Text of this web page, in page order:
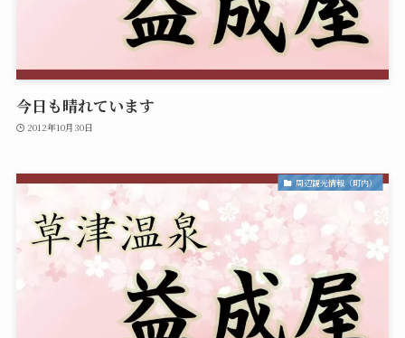
今日も晴れています
2012年10月30日
周辺観光情報（町内）